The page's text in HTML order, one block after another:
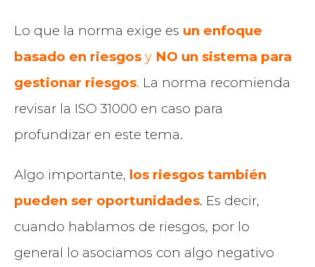
Lo que la norma exige es un enfoque
basado en riesgos y NO un sistema para
gestionar riesgos. La norma recomienda
revisar la ISO 31000 en caso para
profundizar en este tema.
Algo importante, los riesgos también
pueden ser oportunidades. Es decir,
cuando hablamos de riesgos, por lo
general lo asociamos con algo negativo